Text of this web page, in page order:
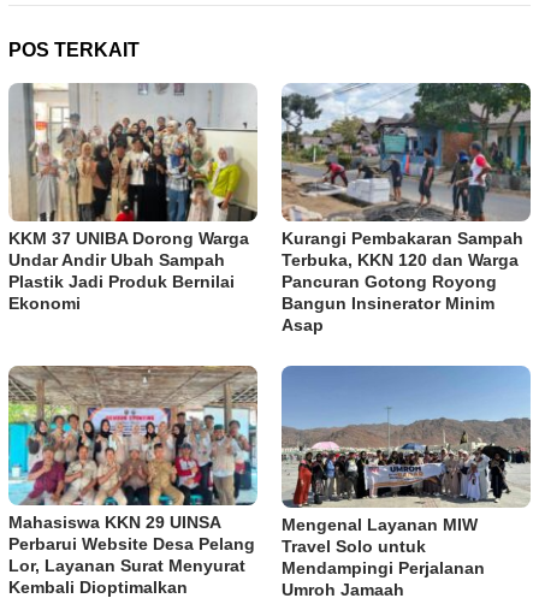
POS TERKAIT
KKM 37 UNIBA Dorong Warga
Undar Andir Ubah Sampah
Plastik Jadi Produk Bernilai
Ekonomi
Kurangi Pembakaran Sampah
Terbuka, KKN 120 dan Warga
Pancuran Gotong Royong
Bangun Insinerator Minim
Asap
Mahasiswa KKN 29 UINSA
Perbarui Website Desa Pelang
Lor, Layanan Surat Menyurat
Kembali Dioptimalkan
Mengenal Layanan MIW
Travel Solo untuk
Mendampingi Perjalanan
Umroh Jamaah